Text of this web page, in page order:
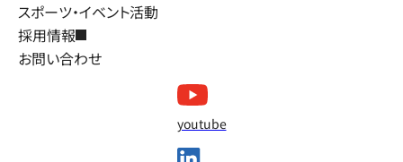
スポーツ・イベント活動
採用情報
お問い合わせ
youtube